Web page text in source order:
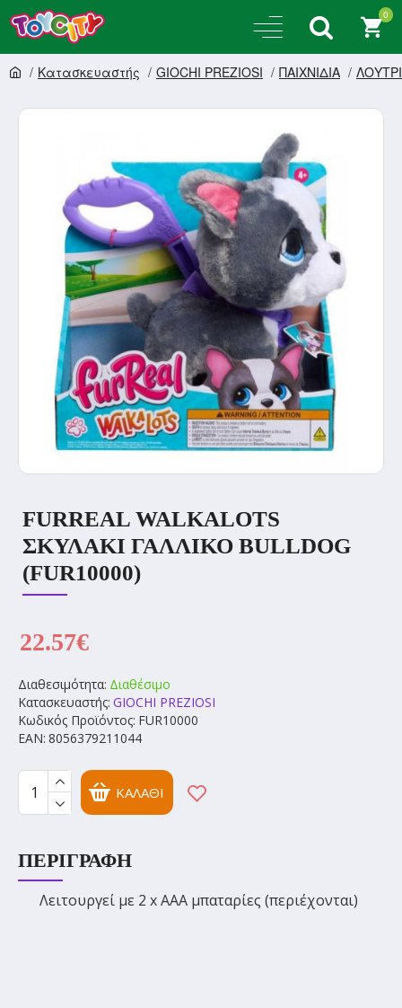
0
Κατασκευαστής GIOCHI PREZIOSI ΠΑΙΧΝΙΔΙΑ
FURREAL WALKALOTS
ΣΚΥΛΑΚΙ ΓΑΛΛΙΚΟ BULLDOG
(FUR10000)
Διαθεσιμότητα: Διαθέσιμο
Κατασκευαστής: GIOCHI PREZIOSI
Κωδικός Προϊόντος: FUR10000
EAN: 8056379211044
22.57€
ΚΑΛΆΘΙ
ΠΕΡΙΓΡΑΦΉ
Λειτουργεί με 2 x AAA μπαταρίες (περιέχονται)